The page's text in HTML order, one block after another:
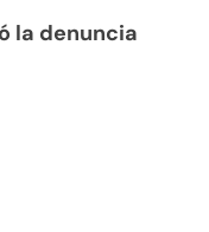
la denuncia